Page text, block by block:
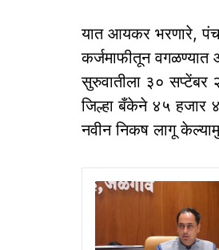
यात आयकर भरणारे,
कर्जमाफीतून
सुरुवातीला ३०
जिल्हा बँकेने ४५ हजार
नवीन निकष लागू